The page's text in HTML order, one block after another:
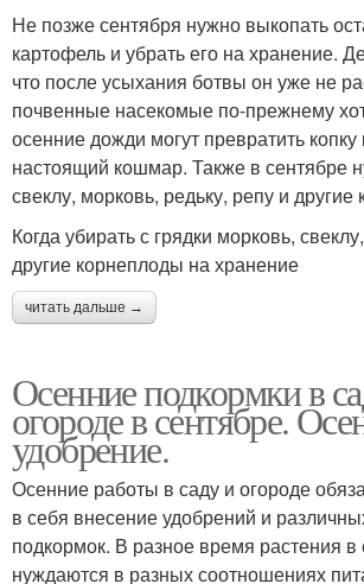
Не позже сентября нужно выкопать
картофель и убрать его на хранение.
что после усыхания ботвы он уже не
почвенные насекомые по-прежнему
осенние дожди могут превратить
настоящий кошмар. Также в сентябре
свеклу, морковь, редьку, репу и
Когда убирать с грядки морковь,
другие корнеплоды на хранение
читать дальше →
Осенние подкормки в
огороде в сентябре.
удобрение.
Осенние работы в саду и огороде
в себя внесение удобрений и
подкормок. В разное время растения в
нуждаются в разных соотношениях